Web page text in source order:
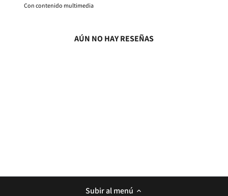
Con contenido multimedia
AÚN NO HAY RESEÑAS
Subir al menú